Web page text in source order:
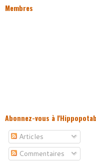
Membres
Abonnez-vous à
Articles
Commentaires